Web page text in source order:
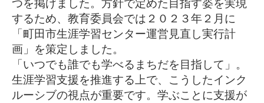
つを掲げました。方針で定めた目指す姿を実現
するため、教育委員会では２０２３年２月に
「町田市生涯学習センター運営見直し実行計
画」を策定しました。
「いつでも誰でも学べるまちだを目指して」。
生涯学習支援を推進する上で、こうしたインク
ルーシブの視点が重要です。学ぶことに支援が